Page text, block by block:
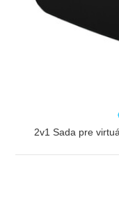
2v1 Sada pre